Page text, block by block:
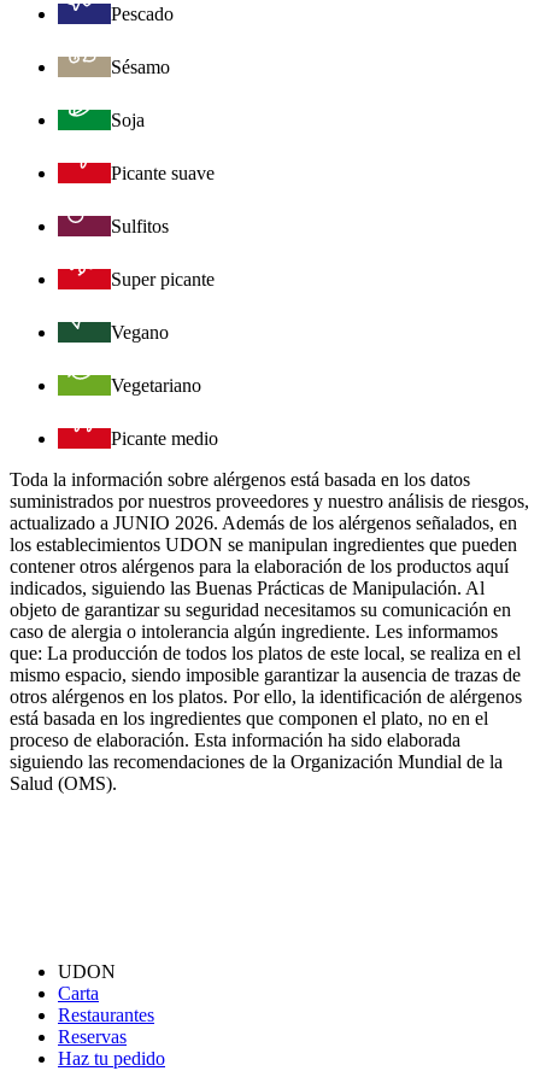
Pescado
Sésamo
Soja
Picante suave
Sulfitos
Super picante
Vegano
Vegetariano
Picante medio
Toda la información sobre alérgenos está basada en los datos
suministrados por nuestros proveedores y nuestro análisis de riesgos,
actualizado a JUNIO 2026. Además de los alérgenos señalados, en
los establecimientos UDON se manipulan ingredientes que pueden
contener otros alérgenos para la elaboración de los productos aquí
indicados, siguiendo las Buenas Prácticas de Manipulación. Al
objeto de garantizar su seguridad necesitamos su comunicación en
caso de alergia o intolerancia algún ingrediente. Les informamos
que: La producción de todos los platos de este local, se realiza en el
mismo espacio, siendo imposible garantizar la ausencia de trazas de
otros alérgenos en los platos. Por ello, la identificación de alérgenos
está basada en los ingredientes que componen el plato, no en el
proceso de elaboración. Esta información ha sido elaborada
siguiendo las recomendaciones de la Organización Mundial de la
Salud (OMS).
UDON
Carta
Restaurantes
Reservas
Haz tu pedido